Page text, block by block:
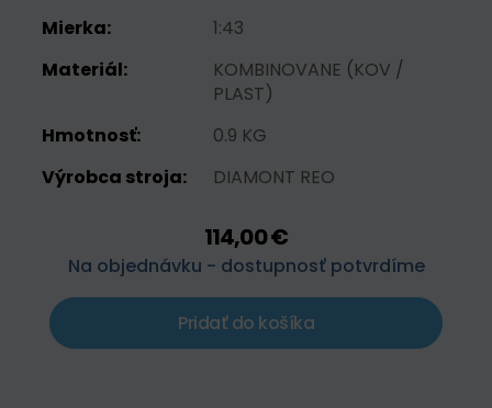
Mierka:
1:43
Materiál:
KOMBINOVANE (KOV /
PLAST)
Hmotnosť:
0.9 KG
Výrobca stroja:
DIAMONT REO
114,00 €
Na objednávku - dostupnosť potvrdíme
Pridať do košíka